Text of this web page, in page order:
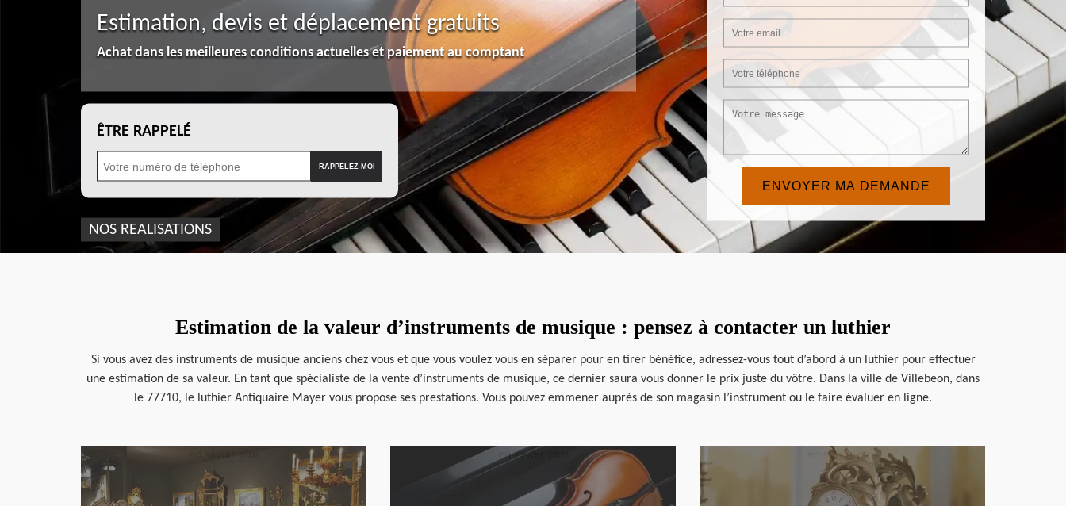
Estimation, devis et déplacement gratuits
Achat dans les meilleures conditions actuelles et paiement au comptant
ÊTRE RAPPELÉ
NOS REALISATIONS
Estimation de la valeur d’instruments de musique : pensez à contacter un luthier
Si vous avez des instruments de musique anciens chez vous et que vous voulez vous en séparer pour en tirer bénéfice, adressez-vous tout d’abord à un luthier pour effectuer
une estimation de sa valeur. En tant que spécialiste de la vente d’instruments de musique, ce dernier saura vous donner le prix juste du vôtre. Dans la ville de Villebeon, dans
le 77710, le luthier Antiquaire Mayer vous propose ses prestations. Vous pouvez emmener auprès de son magasin l’instrument ou le faire évaluer en ligne.
en savoir plus en savoir plus